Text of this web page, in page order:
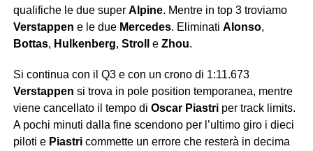
qualifiche le due super Alpine. Mentre in top 3 troviamo
Verstappen e le due Mercedes. Eliminati Alonso,
Bottas, Hulkenberg, Stroll eZhou.
Si continua con il Q3 e con un crono di 1:11.673
Verstappen si trova in pole position temporanea, mentre
viene cancellato il tempo di Oscar Piastriper track limits.
A pochi minuti dalla fine scendono per l’ultimo giro i dieci
piloti e Piastricommette un errore che resterà in decima